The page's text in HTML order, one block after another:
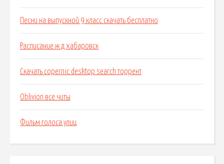
Песни на выпускной 9 класс скачать бесплатно
Расписание ж д хабаровск
Скачать copernic desktop search торрент
Oblivion все читы
Фильм голоса улиц